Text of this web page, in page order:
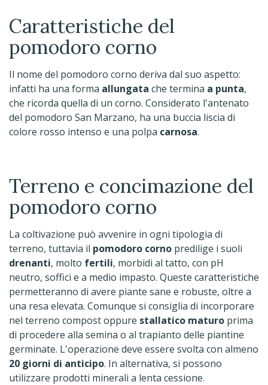
Caratteristiche del
pomodoro corno
Il nome del pomodoro corno deriva dal suo aspetto:
infatti ha una forma allungata che termina a punta,
che ricorda quella di un corno. Considerato l'antenato
del pomodoro San Marzano, ha una buccia liscia di
colore rosso intenso e una polpa carnosa.
Terreno e concimazione del
pomodoro corno
La coltivazione può avvenire in ogni tipologia di
terreno, tuttavia il pomodoro corno predilige i suoli
drenanti, molto fertili, morbidi al tatto, con pH
neutro, soffici e a medio impasto. Queste caratteristiche
permetteranno di avere piante sane e robuste, oltre a
una resa elevata. Comunque si consiglia di incorporare
nel terreno compost oppure stallatico maturo prima
di procedere alla semina o al trapianto delle piantine
germinate. L'operazione deve essere svolta con almeno
20 giorni di anticipo. In alternativa, si possono
utilizzare prodotti minerali a lenta cessione.